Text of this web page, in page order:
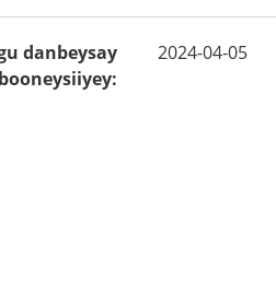
danbeysay
:
2024-04-05